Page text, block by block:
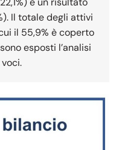
Il totale degli attivi
il 55,9% è coperto
esposti l’analisi